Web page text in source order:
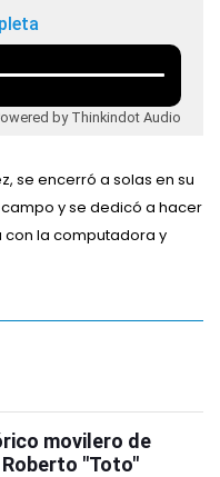
by Thinkindot Audio
se encerró a solas en su
y se dedicó a hacer
con la computadora y
movilero de
Roberto "Toto"